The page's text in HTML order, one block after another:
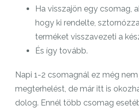
Ha visszajön egy csomag,
hogy ki rendelte,
terméket visszavezeti a
És így tovább.
Napi 1-2 csomagnál ez még
megterhelést, de már itt is
dolog. Ennél több csomag